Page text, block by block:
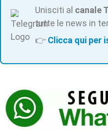
Unisciti al canale
tutte le news in
👉 Clicca qui per